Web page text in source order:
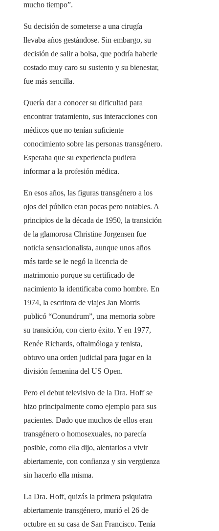
mucho tiempo”.
Su decisión de someterse a una cirugía
llevaba años gestándose. Sin embargo, su
decisión de salir a bolsa, que podría haberle
costado muy caro su sustento y su bienestar,
fue más sencilla.
Quería dar a conocer su dificultad para
encontrar tratamiento, sus interacciones con
médicos que no tenían suficiente
conocimiento sobre las personas transgénero.
Esperaba que su experiencia pudiera
informar a la profesión médica.
En esos años, las figuras transgénero a los
ojos del público eran pocas pero notables. A
principios de la década de 1950, la transición
de la glamorosa Christine Jorgensen fue
noticia sensacionalista, aunque unos años
más tarde se le negó la licencia de
matrimonio porque su certificado de
nacimiento la identificaba como hombre. En
1974, la escritora de viajes Jan Morris
publicó “Conundrum”, una memoria sobre
su transición, con cierto éxito. Y en 1977,
Renée Richards, oftalmóloga y tenista,
obtuvo una orden judicial para jugar en la
división femenina del US Open.
Pero el debut televisivo de la Dra. Hoff se
hizo principalmente como ejemplo para sus
pacientes. Dado que muchos de ellos eran
transgénero o homosexuales, no parecía
posible, como ella dijo, alentarlos a vivir
abiertamente, con confianza y sin vergüenza
sin hacerlo ella misma.
La Dra. Hoff, quizás la primera psiquiatra
abiertamente transgénero, murió el 26 de
octubre en su casa de San Francisco. Tenía